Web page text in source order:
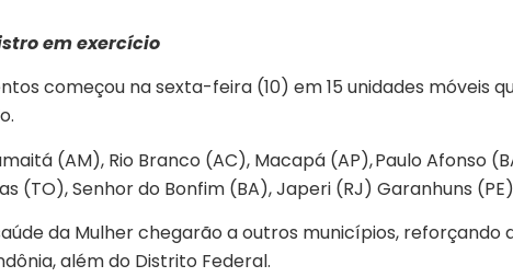
em exercício
começou na sexta-feira (10) em 15 unidades móveis
(AM), Rio Branco (AC), Macapá (AP), Paulo Afonso
(TO), Senhor do Bonfim (BA), Japeri (RJ) Garanhuns
da Mulher chegarão a outros municípios,
além do Distrito Federal.